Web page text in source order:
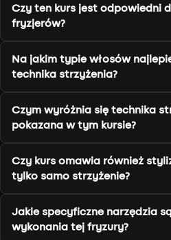
Czy ten kurs jest odpowiedni
fryzjerów?
Na jakim typie włosów
technika strzyżenia?
Czym wyróżnia się technika
pokazana w tym kursie?
Czy kurs omawia również
tylko samo strzyżenie?
Jakie specyficzne narzędzia
wykonania tej fryzury?